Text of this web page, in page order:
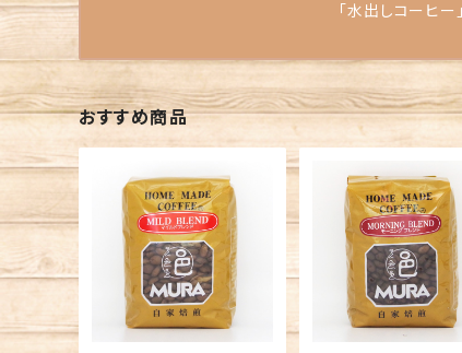
「水出しコーヒ
おすすめ商品